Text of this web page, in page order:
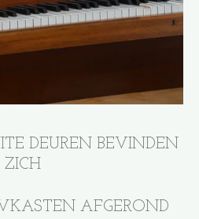
DEUREN BEVINDEN
ZICH
AFGEROND